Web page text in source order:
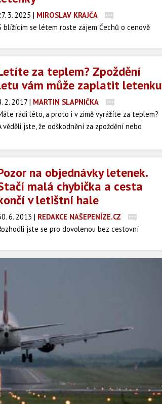
3. 2025 | MIROSLAV KRAJČA
blížícím se létem roste zájem Čechů o cenově
a na co si dát pozor při plánování
za teplem? Zpoždění
vám může zaplatit letenku
2. 2017 | MARTIN SLAPNIČKA
rádi léto, a proto i v zimě vyrážíte za teplem?
věděli jste, že odškodnění za zpoždění nebo
letenky do exotických destinací? Ano, je tomu
zrušený let, kterou stanovuje směrnice EU,
být až 16 000 Kč na osobu, což odpovídá
například ceně letenky na Filipíny. Jak to funguje?
na objednávky letenek.
malá chybička a cesta
v letištní hale
6. 2013 | REDAKCE NAŠEPENÍZE.CZ
jste se pro dovolenou bez cestovní
byste měli být pozorní při objednávání
můžete skončit v letištní hale.